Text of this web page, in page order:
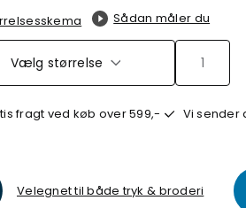
Sådan måler du
Vælg størrelse
fragt ved køb over 599,- Vi sender
Velegnet til både tryk & broderi